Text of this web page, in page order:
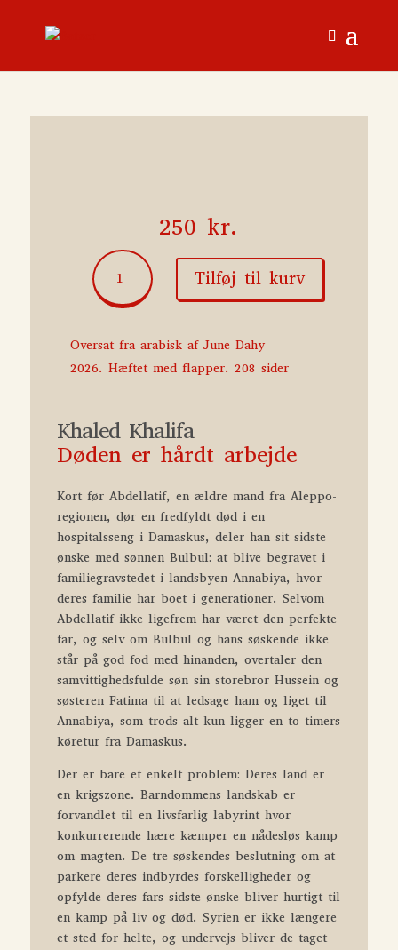
250 kr.
Døden
er
hårdt
antal
Tilføj til kurv
Oversat fra arabisk af June Dahy
2026. Hæftet med flapper. 208 sider
Khaled Khalifa
Døden er hårdt arbejde
Kort før Abdellatif, en ældre mand fra Aleppo-
regionen, dør en fredfyldt død i en
hospitalsseng i Damaskus, deler han sit sidste
ønske med sønnen Bulbul: at blive begravet i
familiegravstedet i landsbyen Annabiya, hvor
deres familie har boet i generationer. Selvom
Abdellatif ikke ligefrem har været den perfekte
far, og selv om Bulbul og hans søskende ikke
står på god fod med hinanden, overtaler den
samvittighedsfulde søn sin storebror Hussein og
søsteren Fatima til at ledsage ham og liget til
Annabiya, som trods alt kun ligger en to timers
køretur fra Damaskus.
Der er bare et enkelt problem: Deres land er
en krigszone. Barndommens landskab er
forvandlet til en livsfarlig labyrint hvor
konkurrerende hære kæmper en nådesløs kamp
om magten. De tre søskendes beslutning om at
parkere deres indbyrdes forskelligheder og
opfylde deres fars sidste ønske bliver hurtigt til
en kamp på liv og død. Syrien er ikke længere
et sted for helte, og undervejs bliver de taget